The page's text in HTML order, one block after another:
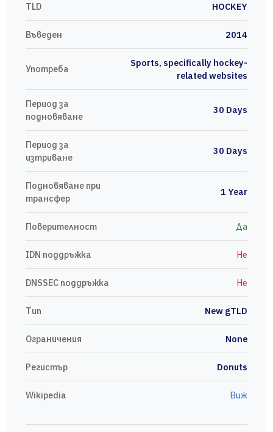
TLD HOCKEY
Въведен 2014
Употреба
Sports, specifically hockey-
related websites
Период за
подновяване
30 Days
Период за
изтриване
30 Days
Подновяване при
трансфер
1 Year
Поверителност Да
IDN поддръжка Не
DNSSEC поддръжка Не
Тип New gTLD
Ограничения None
Регистър Donuts
Wikipedia Виж